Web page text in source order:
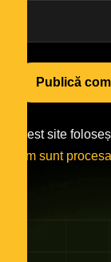
Acest site
cum sunt